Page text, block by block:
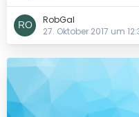
RobGal
27. Oktober 2017 um